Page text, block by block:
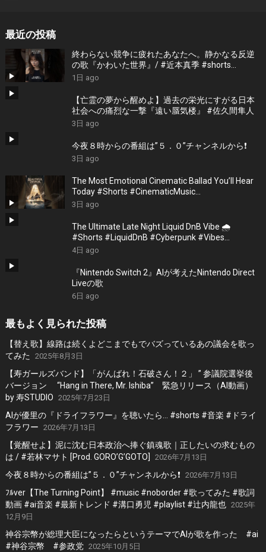
最近の投稿
終わらない競争に疲れたあなたへ。静かなる反逆
の歌『かわいた世界』/ #近本真季 #shorts
#music
1日 ago
【亡霊の夢から醒めよ】過去の栄光にすがる日本
社会への痛烈な一撃『遠い蜃気楼』 #佐久間隼人
3日 ago
今夜８時からの番組は”５．０”チャンネルから❗️
3日 ago
The Most Emotional Cinematic Ballad You’ll Hear
Today #Shorts #CinematicMusic
#EmotionalVibes #Piano
3日 ago
The Ultimate Late Night Liquid DnB Vibe 🌧️
#Shorts #LiquidDnB #Cyberpunk #Vibes
#ElectronicMusic
4日 ago
『Nintendo Switch 2』AIが考えたNintendo Direct
Liveの歌
6日 ago
最もよく見られた投稿
【替え歌】線路は続くよどこまでもでバズっているあの議会を歌っ
てみた
2025年8月3日
【寿ガールズバンド】「がんばれ！石破さん！２」 ” 参議院選挙後
バージョン “Hang in There, Mr. Ishiba” 緊急リリース（AI動画）
by 寿STUDIO 2025年7月23日
AIが優里の『ドライフラワー』を聴いたら… #shorts #音楽 #ドライ
フラワー 2026年7月13日
【覚醒せよ】泥に沈む日本政治へ捧ぐ鎮魂歌｜正したいの求むもの
は / #若林マサト [Prod. GORO’G’GOTO]
2026年7月13日
今夜８時からの番組は”５．０”チャンネルから❗️ 2026年7月13日
ﾌﾙver【The Turning Point】 #music #noborder #歌ってみた #歌詞
動画 #ai音楽 #最新トレンド #溝口勇児 #playlist #辻内龍也 2025年
12月9日
神谷宗幣が総理大臣になったらというテーマでAIが歌を作った #ai
#神谷宗幣 #参政党 2025年10月5日